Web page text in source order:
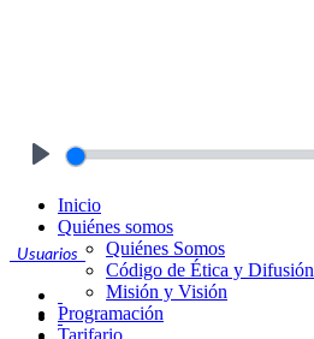
Usuarios
Inicio
Quiénes somos
Quiénes Somos
Código de Ética y Difusión
Misión y Visión
Programación
Tarifario